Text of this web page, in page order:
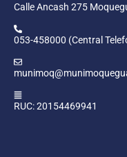
Calle Ancash 275
053-458000 (Central
RUC: 20154469941